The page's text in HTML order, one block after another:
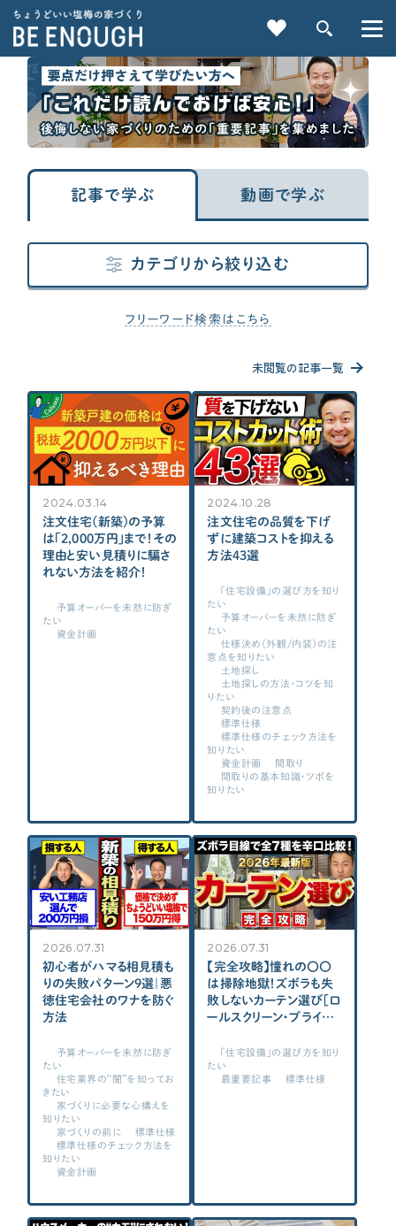
重要記事一覧を見る
CATEGORY
資金計画
家の性能
標準仕様
工務店・HM選び
土地探し
CONTENTS
コンテンツから探す
記事で学ぶ
動画で学ぶ
Q&Aで学ぶ
用語解説で学ぶ
SUPPORT
サポート
せやま印工務店プロジェクト
お役立ちツール
OTHER
せやまのきもち
各種メディアのみなさまへ
検索
よく使われるキーワード
せやま基準 UA値 断熱基準 省エネ基準 C値
太陽光パネル 一階完結型 アルミ樹脂複合サッシ
記事で学ぶ 動画で学ぶ
カテゴリから絞り込む
標準仕様 土地探し
契約後の注意点 時事ネタ・裏話
家づくりの前に
家を建てるべきか？から考えたい
家づくりに必要な心構えを知りたい
子育てに関連する情報が欲しい
フリーワード検索はこちら
未閲覧の記事一覧
2024.03.14
注文住宅(新築)の予算
は「2,000万円」まで！その
理由と安い見積りに騙さ
れない方法を紹介！
予算オーバーを未然に防ぎ
たい
資金計画
2024.10.28
注文住宅の品質を下げ
ずに建築コストを抑える
方法43選
「住宅設備」の選び方を知り
たい
予算オーバーを未然に防ぎ
たい
仕様決め（外観/内装）の注
意点を知りたい
土地探し
土地探しの方法・コツを知
りたい
契約後の注意点
標準仕様
標準仕様のチェック方法を
知りたい
資金計画
間取り
間取りの基本知識・ツボを
知りたい
2026.07.31
初心者がハマる相見積も
りの失敗パターン9選｜悪
徳住宅会社のワナを防ぐ
方法
予算オーバーを未然に防ぎ
たい
住宅業界の“闇”を知ってお
きたい
家づくりに必要な心構えを
知りたい
家づくりの前に
標準仕様
標準仕様のチェック方法を
知りたい
資金計画
2026.07.31
【完全攻略】憧れの〇〇
は掃除地獄！ズボラも失
敗しないカーテン選び［ロ
ールスクリーン・ブライン
【2026年最新版】家づく
り/新築/注文住宅
「住宅設備」の選び方を知り
たい
最重要記事
標準仕様